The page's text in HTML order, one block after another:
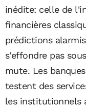
inédite: celle de
financières
prédictions
s'effondre pas
mute. Les
testent des
les institutionnels